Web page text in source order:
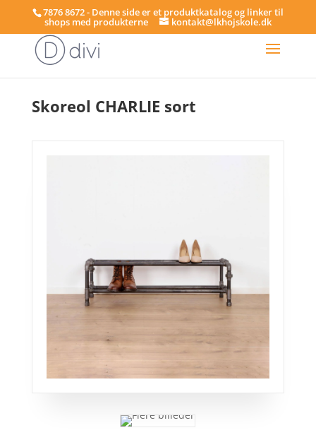
7876 8672 - Denne side er et produktkatalog og linker til
shops med produkterne kontakt@lkhojskole.dk
Skoreol CHARLIE sort